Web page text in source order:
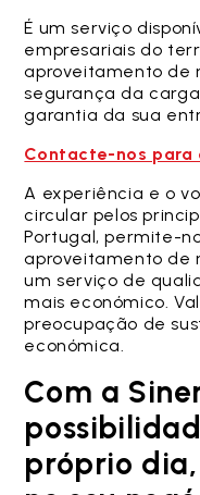
É um serviço
empresariais do
aproveitamento de
segurança da
garantia da sua
Contacte-nos para
A experiência e o
circular pelos
Portugal, permite-
aproveitamento de
um serviço de
mais económico.
preocupação de
económica.
Com a
próprio